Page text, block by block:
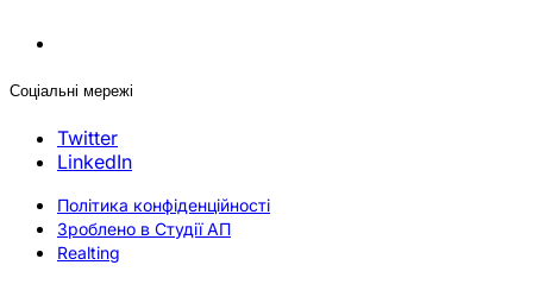
Соціальні мережі
Twitter
LinkedIn
Політика конфіденційності
Зроблено в Студії АП
Realting